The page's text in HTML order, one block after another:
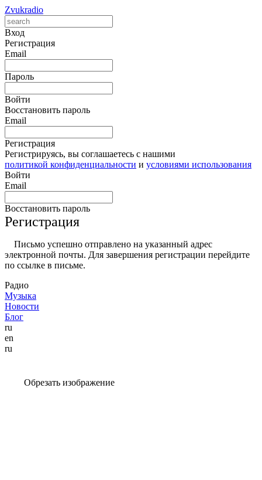
Zvukradio
Вход
Регистрация
Email
Пароль
Войти
Восстановить пароль
Email
Регистрация
Регистрируясь, вы соглашаетесь с нашими
политикой конфиденциальности и условиями использования
Войти
Email
Восстановить пароль
Регистрация
Письмо успешно отправлено на указанный адрес
электронной почты. Для завершения регистрации перейдите
по ссылке в письме.
Радио
Музыка
Новости
Блог
ru
en
ru
Обрезать изображение